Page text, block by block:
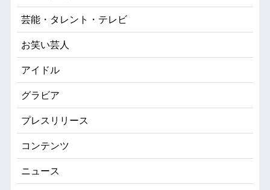
芸能・タレント・テレビ
お笑い芸人
アイドル
グラビア
プレスリリース
コンテンツ
ニュース